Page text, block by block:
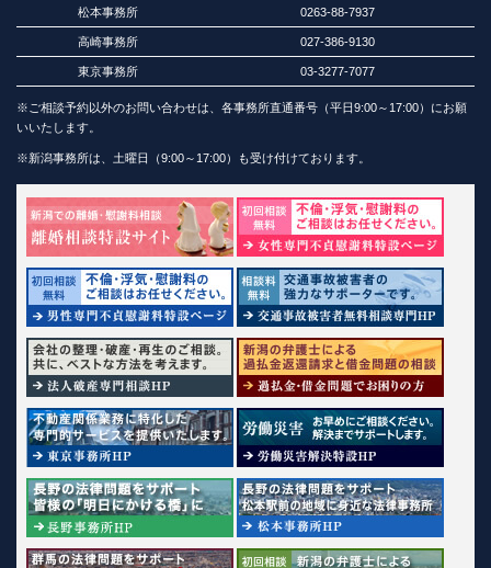
松本事務所 0263-88-7937
高崎事務所 027-386-9130
東京事務所 03-3277-7077
※ご相談予約以外のお問い合わせは、各事務所直通番号（平日9:00～17:00）にお願
いいたします。
※新潟事務所は、土曜日（9:00～17:00）も受け付けております。